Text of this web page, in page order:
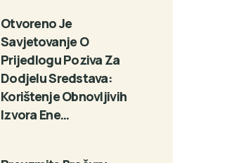
Otvoreno Je
Savjetovanje O
Prijedlogu Poziva Za
Dodjelu Sredstava:
Korištenje Obnovljivih
Izvora Ene…